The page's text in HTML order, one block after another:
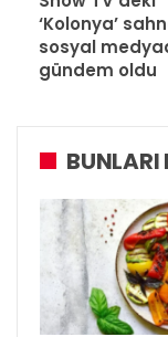
‘Kolonya’
sosyal
gündem oldu
BUNLARI